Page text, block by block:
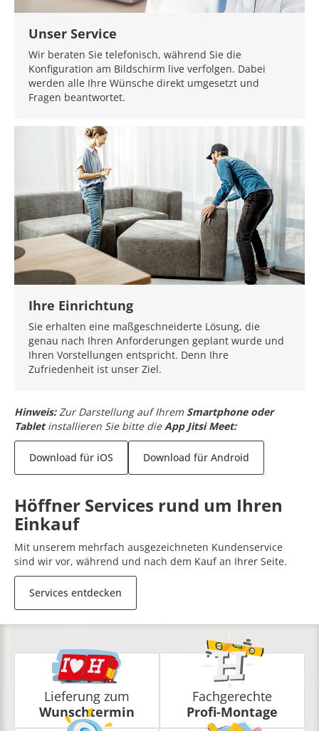
Unser Service
Wir beraten Sie telefonisch, während Sie die
Konfiguration am Bildschirm live verfolgen. Dabei
werden alle Ihre Wünsche direkt umgesetzt und
Fragen beantwortet.
Ihre Einrichtung
Sie erhalten eine maßgeschneiderte Lösung, die
genau nach Ihren Anforderungen geplant wurde und
Ihren Vorstellungen entspricht. Denn Ihre
Zufriedenheit ist unser Ziel.
Hinweis: Zur Darstellung auf Ihrem Smartphone oder
Tabletinstallieren Sie bitte dieApp Jitsi Meet:
Download für iOS Download für Android
Höffner Services rund um Ihren
Einkauf
Mit unserem mehrfach ausgezeichneten Kundenservice
sind wir vor, während und nach dem Kauf an Ihrer Seite.
Services entdecken
Lieferung zum
Wunschtermin
Fachgerechte
Profi-Montage